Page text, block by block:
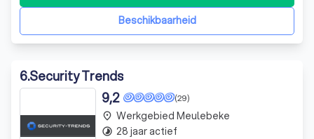
Beschikbaarheid
6.Security Trends
(29)
9,2
place Werkgebied Meulebeke
timelapse 28 jaar actief